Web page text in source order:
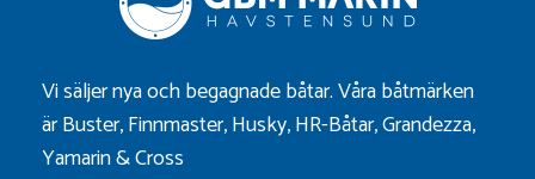
Vi säljer nya och begagnade båtar. Våra båtmärken
ärBuster,Finnmaster,Husky,HR-Båtar,Grandezza,
Yamarin&Cross